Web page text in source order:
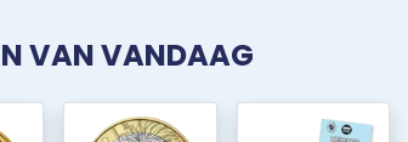
VAN VANDAAG